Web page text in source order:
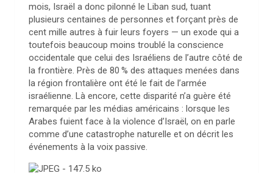
mois, Israël a donc pilonné le Liban sud, tuant
plusieurs centaines de personnes et forçant près de
cent mille autres à fuir leurs foyers — un exode qui a
toutefois beaucoup moins troublé la conscience
occidentale que celui des Israéliens de l’autre côté de
la frontière. Près de 80 % des attaques menées dans
la région frontalière ont été le fait de l’armée
israélienne. Là encore, cette disparité n’a guère été
remarquée par les médias américains : lorsque les
Arabes fuient face à la violence d’Israël, on en parle
comme d’une catastrophe naturelle et on décrit les
événements à la voix passive.